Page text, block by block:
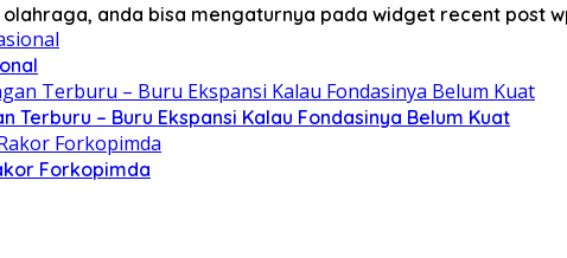
anda bisa mengaturnya pada widget recent post
Terburu – Buru Ekspansi Kalau Fondasinya Belum Kuat
Forkopimda